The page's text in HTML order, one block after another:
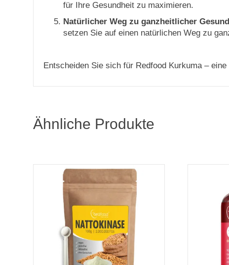
für Ihre Gesundheit zu maximieren.
Natürlicher Weg zu ganzheitlicher
setzen Sie auf einen natürlichen Weg zu
Entscheiden Sie sich für Redfood Kurkuma –
Ähnliche Produkte